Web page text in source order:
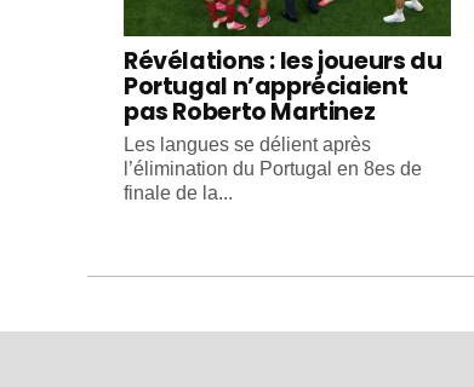
Révélations : les joueurs du
Portugal n’appréciaient
pas Roberto Martinez
Les langues se délient après
l’élimination du Portugal en 8es de
finale de la...